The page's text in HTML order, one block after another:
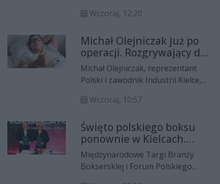
głównego tego spotkania. Będzie
Kluczborka. Niestety kielczanie nie
mają dobrego bilansu w starciach
prowadzonych przez tego
sędziego.
Wczoraj, 12:20
Michał Olejniczak już po
operacji. Rozgrywający do
treningów wróci szybciej
niż przypuszczano
Michał Olejniczak, reprezentant
Polski i zawodnik Industrii Kielce,
operację kolana. Zabieg wykonano
Wszystko przebiegło zgodnie z
planem, a teraz przed
szczypiornistą kilkutygodniowy
proces rehabilitacji.
Wczoraj, 10:57
Święto polskiego boksu
ponownie w Kielcach.
Przed nami szósta edycja
Targów Boksu
Międzynarodowe Targi Branży
Bokserskiej i Forum Polskiego